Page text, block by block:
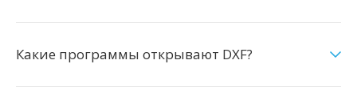
Какие программы открывают DXF?